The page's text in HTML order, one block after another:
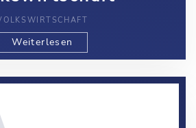
Weiterlesen